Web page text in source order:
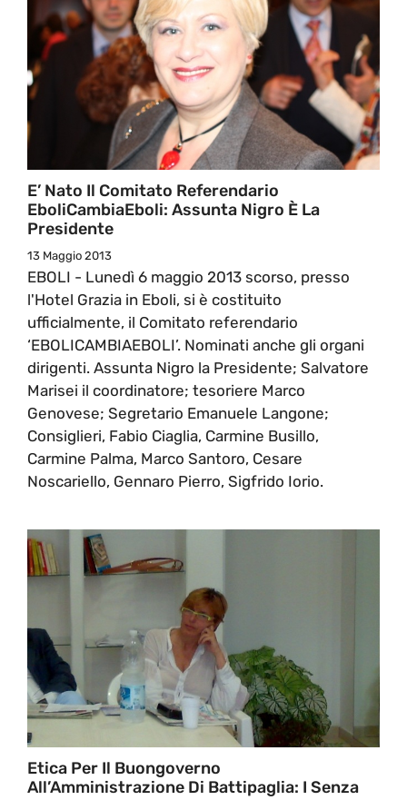
E’ Nato Il Comitato Referendario
EboliCambiaEboli: Assunta Nigro È La
Presidente
13 Maggio 2013
EBOLI - Lunedì 6 maggio 2013 scorso, presso
l'Hotel Grazia in Eboli, si è costituito
ufficialmente, il Comitato referendario
‘EBOLICAMBIAEBOLI’. Nominati anche gli organi
dirigenti. Assunta Nigro la Presidente; Salvatore
Marisei il coordinatore; tesoriere Marco
Genovese; Segretario Emanuele Langone;
Consiglieri, Fabio Ciaglia, Carmine Busillo,
Carmine Palma, Marco Santoro, Cesare
Noscariello, Gennaro Pierro, Sigfrido Iorio.
Etica Per Il Buongoverno
All’Amministrazione Di Battipaglia: I Senza